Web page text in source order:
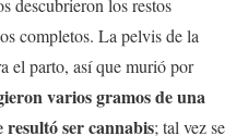
descubrieron los restos
completos. La pelvis de la
el parto, así que murió por
varios gramos de una
ser cannabis; tal vez se